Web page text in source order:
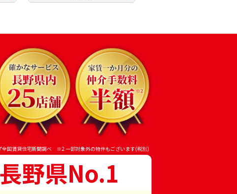
全国賃貸住宅新聞調べ ※2 一部対象外の物件もございます(税別)
長野県No.1